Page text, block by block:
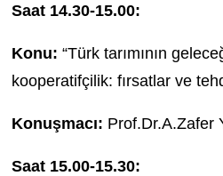
Saat 14.30-15.00:
Konu: “Türk tarımının
kooperatifçilik: fırsatlar ve
Konuşmacı: Prof.Dr.A.Zafer
Saat 15.00-15.30: